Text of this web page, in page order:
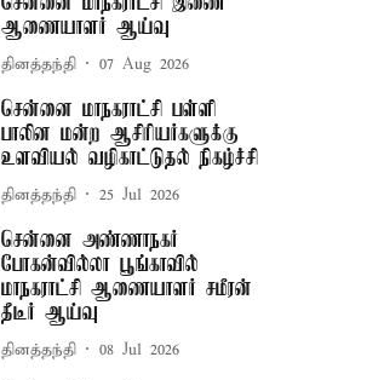
ஆணையாளர் ஆய்வு
தினத்தந்தி 07 Aug 2026
சென்னை மாநகராட்சி பள்ளி
பாலின மன்ற ஆசிரியர்களுக்கு
உளவியல் வழிகாட்டுதல் நிகழ்ச்சி
தினத்தந்தி 25 Jul 2026
சென்னை அண்ணாநகர்
போகன்வில்லா பூங்காவில்
மாநகராட்சி ஆணையாளர் சமீரன்
தீடீர் ஆய்வு
தினத்தந்தி 08 Jul 2026